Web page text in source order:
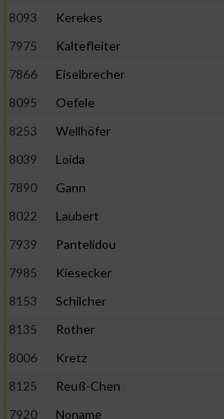
8093
Kerekes
7975
Kaltefleiter
7866
Eiselbrecher
8095
Oefele
8253
Wellhöfer
8039
Loida
7890
Gann
8022
Laubert
7939
Pantelidou
7985
Kiesecker
8153
Schilcher
8135
Rother
8006
Kretz
8125
Reuß-Chen
7920
Noname